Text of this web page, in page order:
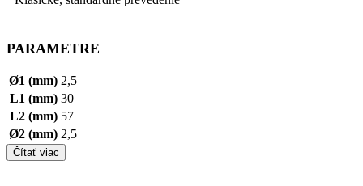
PARAMETRE
Ø1 (mm) 2,5
L1 (mm) 30
L2 (mm) 57
Ø2 (mm) 2,5
Čítať viac